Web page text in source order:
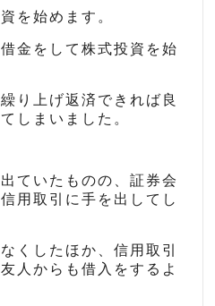
を始めます。
金をして株式投資を始
り上げ返済できれば良
しまいました。
ていたものの、証券会
用取引に手を出してし
くしたほか、信用取引
人からも借入をするよ